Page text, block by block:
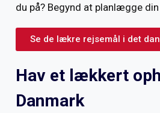
du på? Begynd at planlægge
Se de lækre rejsemål i det
Hav et lækkert
Danmark